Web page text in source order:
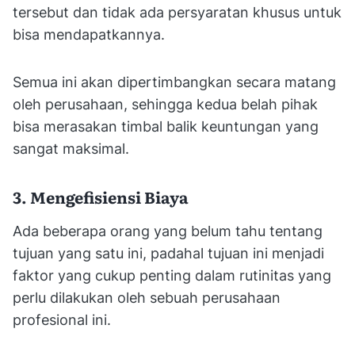
tersebut dan tidak ada persyaratan khusus untuk
bisa mendapatkannya.
Semua ini akan dipertimbangkan secara matang
oleh perusahaan, sehingga kedua belah pihak
bisa merasakan timbal balik keuntungan yang
sangat maksimal.
3. Mengefisiensi Biaya
Ada beberapa orang yang belum tahu tentang
tujuan yang satu ini, padahal tujuan ini menjadi
faktor yang cukup penting dalam rutinitas yang
perlu dilakukan oleh sebuah perusahaan
profesional ini.